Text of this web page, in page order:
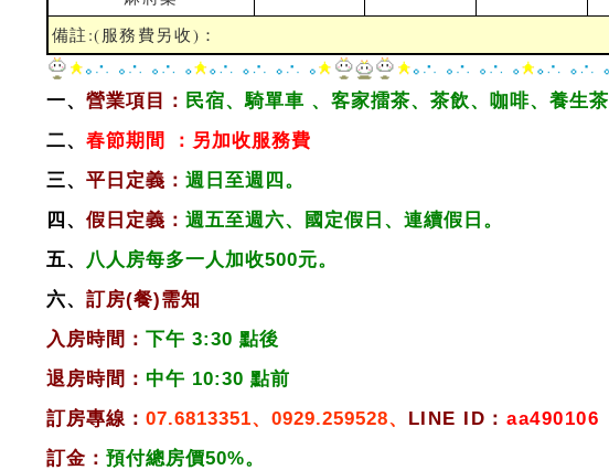
備註:(服務費另收)：
一、 營業項目： 民宿、騎單車 、客家擂茶、茶飲、咖啡、養生茶
二、 春節期間 ：另加收服務費
三、 平日定義： 週日至週四。
四、 假日定義： 週五至週六、國定假日、連續假日。
五、
八人房每多一人加收500元。
六、 訂房(餐)需知
入房時間： 下午 3:30 點後
退房時間： 中午 10:30 點前
訂房專線： 07.6813351、0929.259528、 LINE ID：aa490106
訂金： 預付總房價50%。